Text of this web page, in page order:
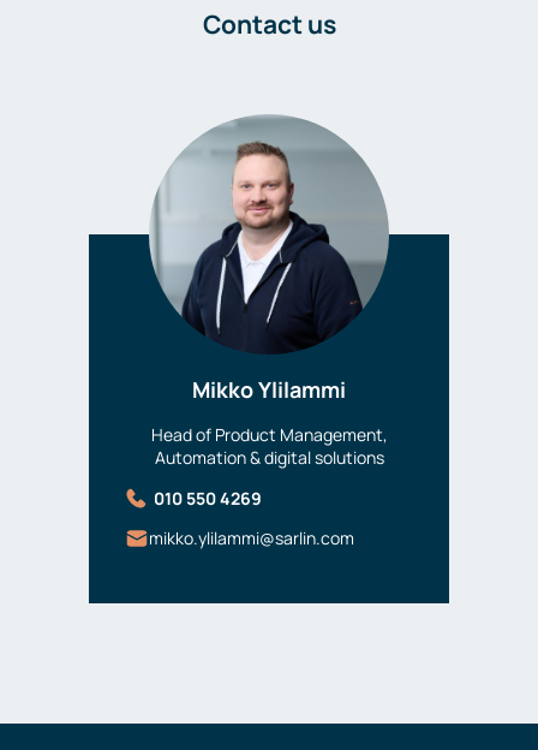
Contact us
Mikko Ylilammi
Head of Product Management,
Automation & digital solutions
010 550 4269
mikko.ylilammi@sarlin.com